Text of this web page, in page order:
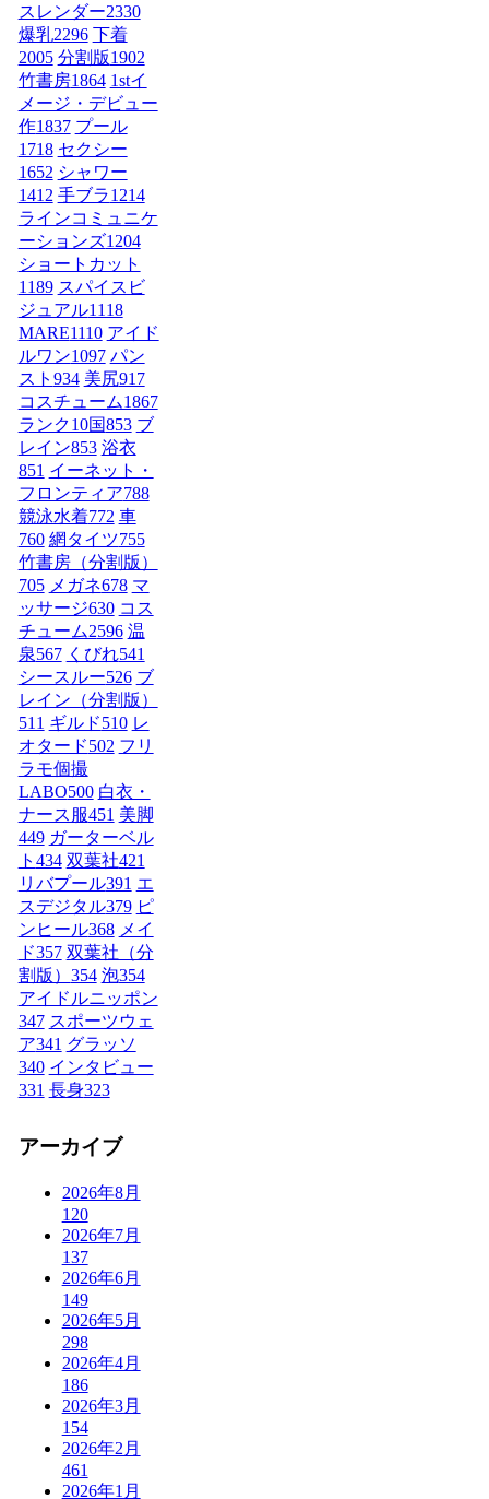
スレンダー2330
爆乳2296 下着
2005 分割版1902
竹書房1864 1stイ
メージ・デビュー
作1837 プール
1718 セクシー
1652 シャワー
1412 手ブラ1214
ラインコミュニケ
ーションズ1204
ショートカット
1189 スパイスビ
ジュアル1118
MARE1110 アイド
ルワン1097 パン
スト 934 美尻917
コスチューム1867
ランク10国853 ブ
レイン853 浴衣
851 イーネット・
フロンティア788
競泳水着772 車
760 網タイツ755
竹書房（分割版）
705 メガネ678 マ
ッサージ630 コス
チューム2596 温
泉567 くびれ541
シースルー526 ブ
レイン（分割版）
511 ギルド510 レ
オタード502 フリ
ラモ個撮
LABO500 白衣・
ナース服451 美脚
449 ガーターベル
ト 434 双葉社421
リバプール391 エ
スデジタル379 ピ
ンヒール368 メイ
ド357 双葉社（分
割版） 354 泡354
アイドルニッポン
347 スポーツウェ
ア341 グラッソ
340 インタビュー
331 長身323
アーカイブ
2026年8月
120
2026年7月
137
2026年6月
149
2026年5月
298
2026年4月
186
2026年3月
154
2026年2月
461
2026年1月